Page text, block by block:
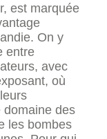
est marquée
On y
entre
avec
où
domaine des
les bombes